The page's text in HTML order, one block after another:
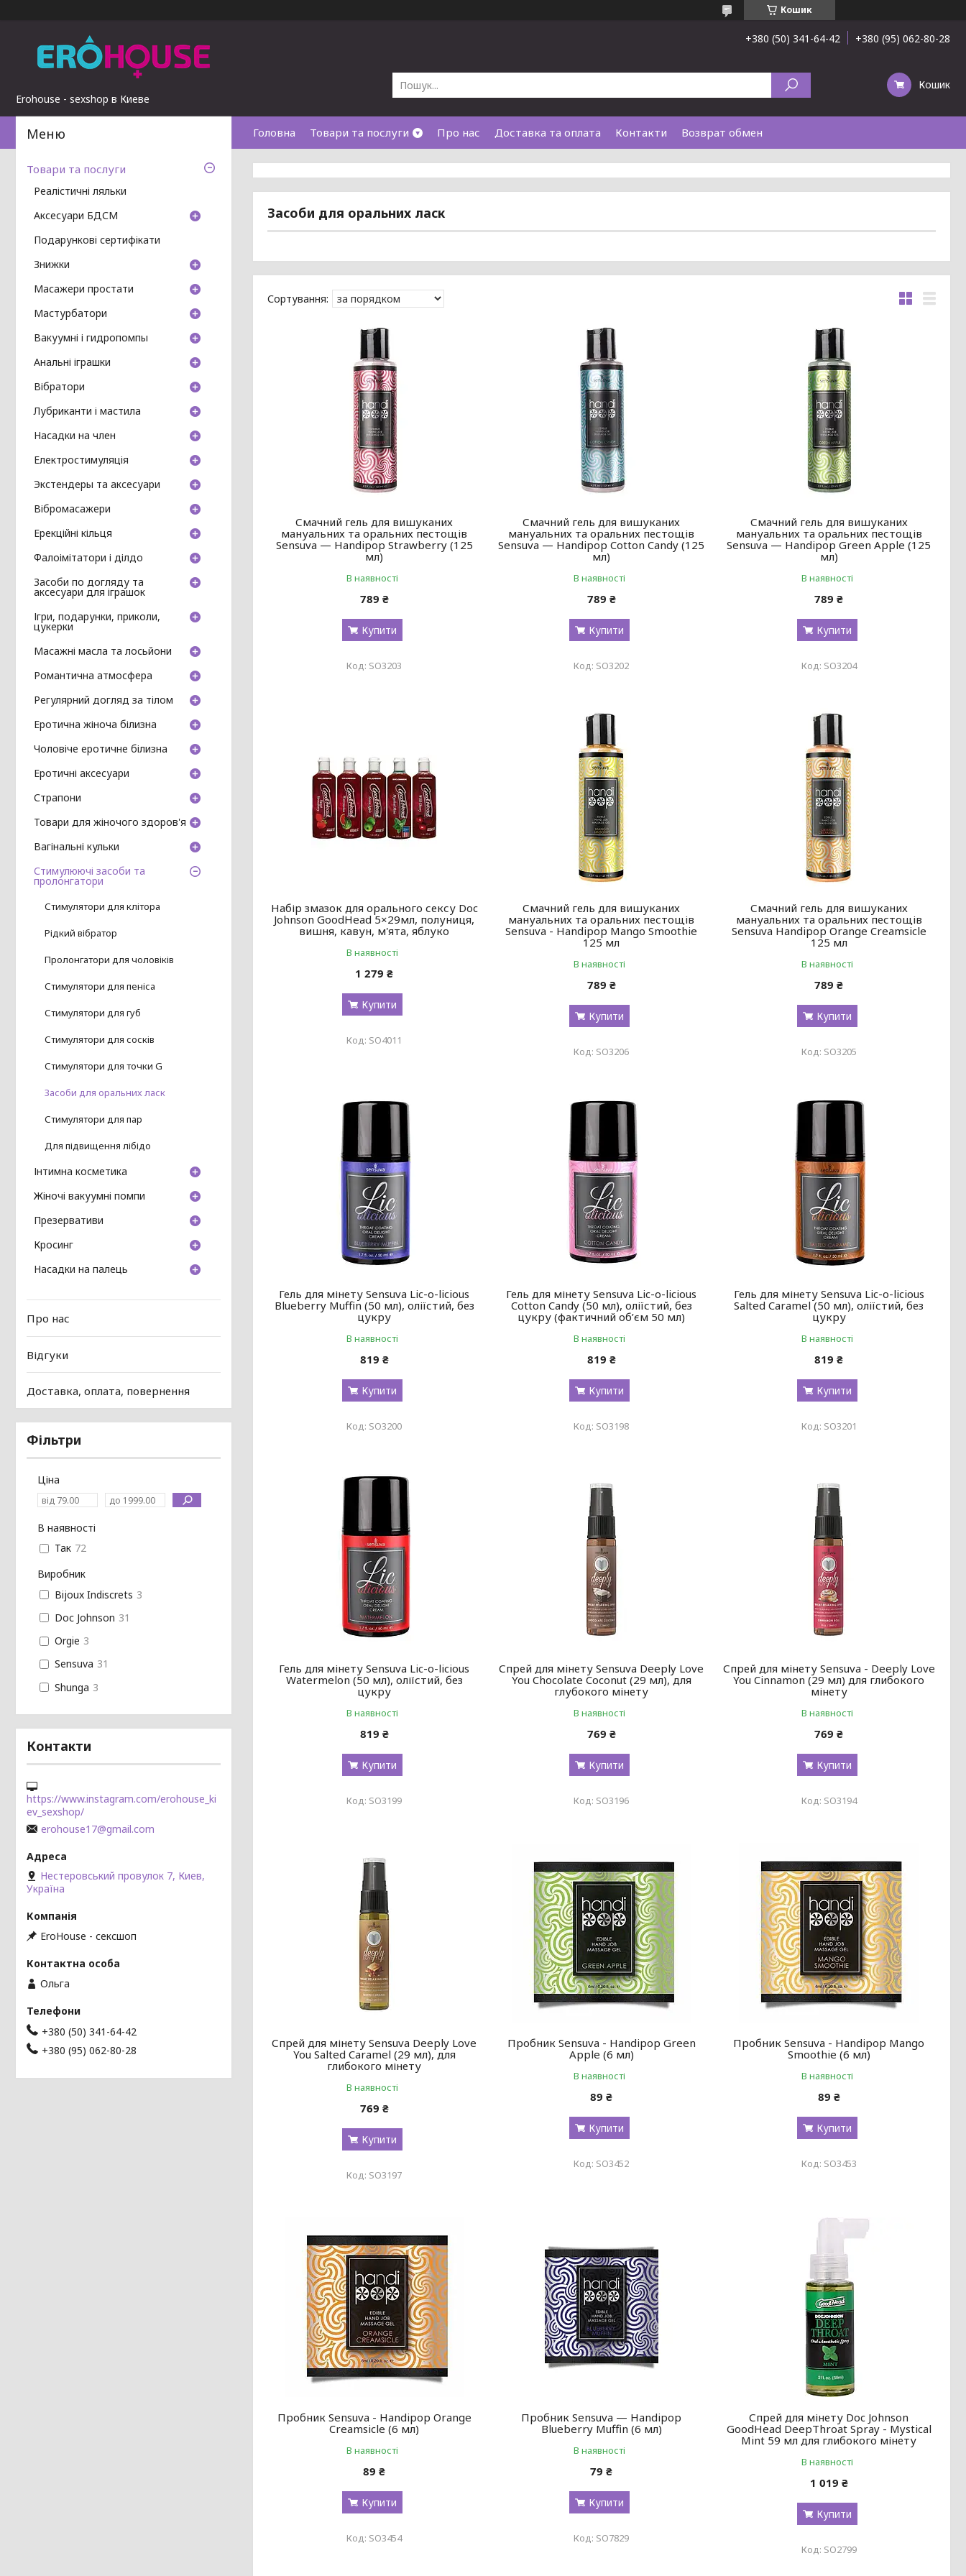
Кошик
Erohouse - sexshop в Киеве
+380 (50) 341-64-42 +380 (95) 062-80-28
Кошик
Головна Товари та послуги Про нас Доставка та оплата Контакти Возврат обмен
Засоби для оральних ласк
Смачний гель для вишуканих
мануальних та оральних пестощів
Sensuva — Handipop Strawberry (125
мл)
В наявності
789 ₴
Купити
SO3203
Смачний гель для вишуканих
мануальних та оральних пестощів
Sensuva — Handipop Cotton Candy (125
мл)
В наявності
789 ₴
Купити
SO3202
Смачний гель для вишуканих
мануальних та оральних пестощів
Sensuva — Handipop Green Apple (125
мл)
В наявності
789 ₴
Купити
SO3204
Набір змазок для орального сексу Doc
Johnson GoodHead 5×29мл, полуниця,
вишня, кавун, м'ята, яблуко
В наявності
1 279 ₴
Купити
SO4011
Смачний гель для вишуканих
мануальних та оральних пестощів
Sensuva - Handipop Mango Smoothie
125 мл
В наявності
789 ₴
Купити
SO3206
Смачний гель для вишуканих
мануальних та оральних пестощів
Sensuva Handipop Orange Creamsicle
125 мл
В наявності
789 ₴
Купити
SO3205
Гель для мінету Sensuva Lic-o-licious
Blueberry Muffin (50 мл), оліїстий, без
цукру
В наявності
819 ₴
Купити
SO3200
Гель для мінету Sensuva Lic-o-licious
Cotton Candy (50 мл), оліїстий, без
цукру (фактичний об’єм 50 мл)
В наявності
819 ₴
Купити
SO3198
Гель для мінету Sensuva Lic-o-licious
Salted Caramel (50 мл), оліїстий, без
цукру
В наявності
819 ₴
Купити
SO3201
Гель для мінету Sensuva Lic-o-licious
Watermelon (50 мл), оліїстий, без
цукру
В наявності
819 ₴
Купити
SO3199
Спрей для мінету Sensuva Deeply Love
You Chocolate Coconut (29 мл), для
глубокого мінету
В наявності
769 ₴
Купити
SO3196
Спрей для мінету Sensuva - Deeply Love
You Cinnamon (29 мл) для глибокого
мінету
В наявності
769 ₴
Купити
SO3194
Спрей для мінету Sensuva Deeply Love
You Salted Caramel (29 мл), для
глибокого мінету
В наявності
769 ₴
Купити
SO3197
Пробник Sensuva - Handipop Green
Apple (6 мл)
В наявності
89 ₴
Купити
SO3452
Пробник Sensuva - Handipop Mango
Smoothie (6 мл)
В наявності
89 ₴
Купити
SO3453
Пробник Sensuva - Handipop Orange
Creamsicle (6 мл)
В наявності
89 ₴
Купити
SO3454
Пробник Sensuva — Handipop
Blueberry Muffin (6 мл)
В наявності
79 ₴
Купити
SO7829
Спрей для мінету Doc Johnson
GoodHead DeepThroat Spray - Mystical
Mint 59 мл для глибокого мінету
В наявності
1 019 ₴
Купити
SO2799
Товари та послуги
Реалістичні ляльки
Аксесуари БДСМ
Подарункові сертифікати
Знижки
Масажери простати
Мастурбатори
Вакуумні і гидропомпы
Анальні іграшки
Вібратори
Лубриканти і мастила
Насадки на член
Електростимуляція
Экстендеры та аксесуари
Вібромасажери
Ерекційні кільця
Фалоімітатори і ділдо
Засоби по догляду та
аксесуари для іграшок
Ігри, подарунки, приколи,
цукерки
Масажні масла та лосьйони
Романтична атмосфера
Регулярний догляд за тілом
Еротична жіноча білизна
Чоловіче еротичне білизна
Еротичні аксесуари
Страпони
Товари для жіночого здоров'я
Вагінальні кульки
Стимулюючі засоби та
пролонгатори
Стимулятори для клітора
Рідкий вібратор
Пролонгатори для чоловіків
Стимулятори для пеніса
Стимулятори для губ
Стимулятори для сосків
Стимулятори для точки G
Засоби для оральних ласк
Стимулятори для пар
Для підвищення лібідо
Інтимна косметика
Жіночі вакуумні помпи
Презервативи
Кросинг
Насадки на палець
Про нас
Відгуки
Доставка, оплата, повернення
Фільтри
Ціна
В наявності
Так 72
Виробник
Bijoux Indiscrets 3
Doc Johnson 31
Orgie 3
Sensuva 31
Shunga 3
Контакти
https://www.instagram.com/erohouse_ki
ev_sexshop/
erohouse17@gmail.com
Нестеровський провулок 7, Киев,
Україна
EroHouse - сексшоп
Ольга
+380 (50) 341-64-42
+380 (95) 062-80-28